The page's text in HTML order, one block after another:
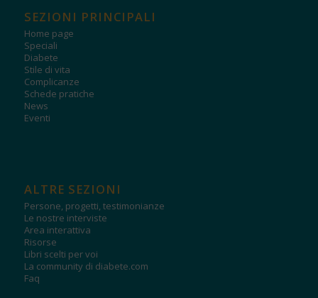
SEZIONI PRINCIPALI
Home page
Speciali
Diabete
Stile di vita
Complicanze
Schede pratiche
News
Eventi
ALTRE SEZIONI
Persone, progetti, testimonianze
Le nostre interviste
Area interattiva
Risorse
Libri scelti per voi
La community di diabete.com
Faq